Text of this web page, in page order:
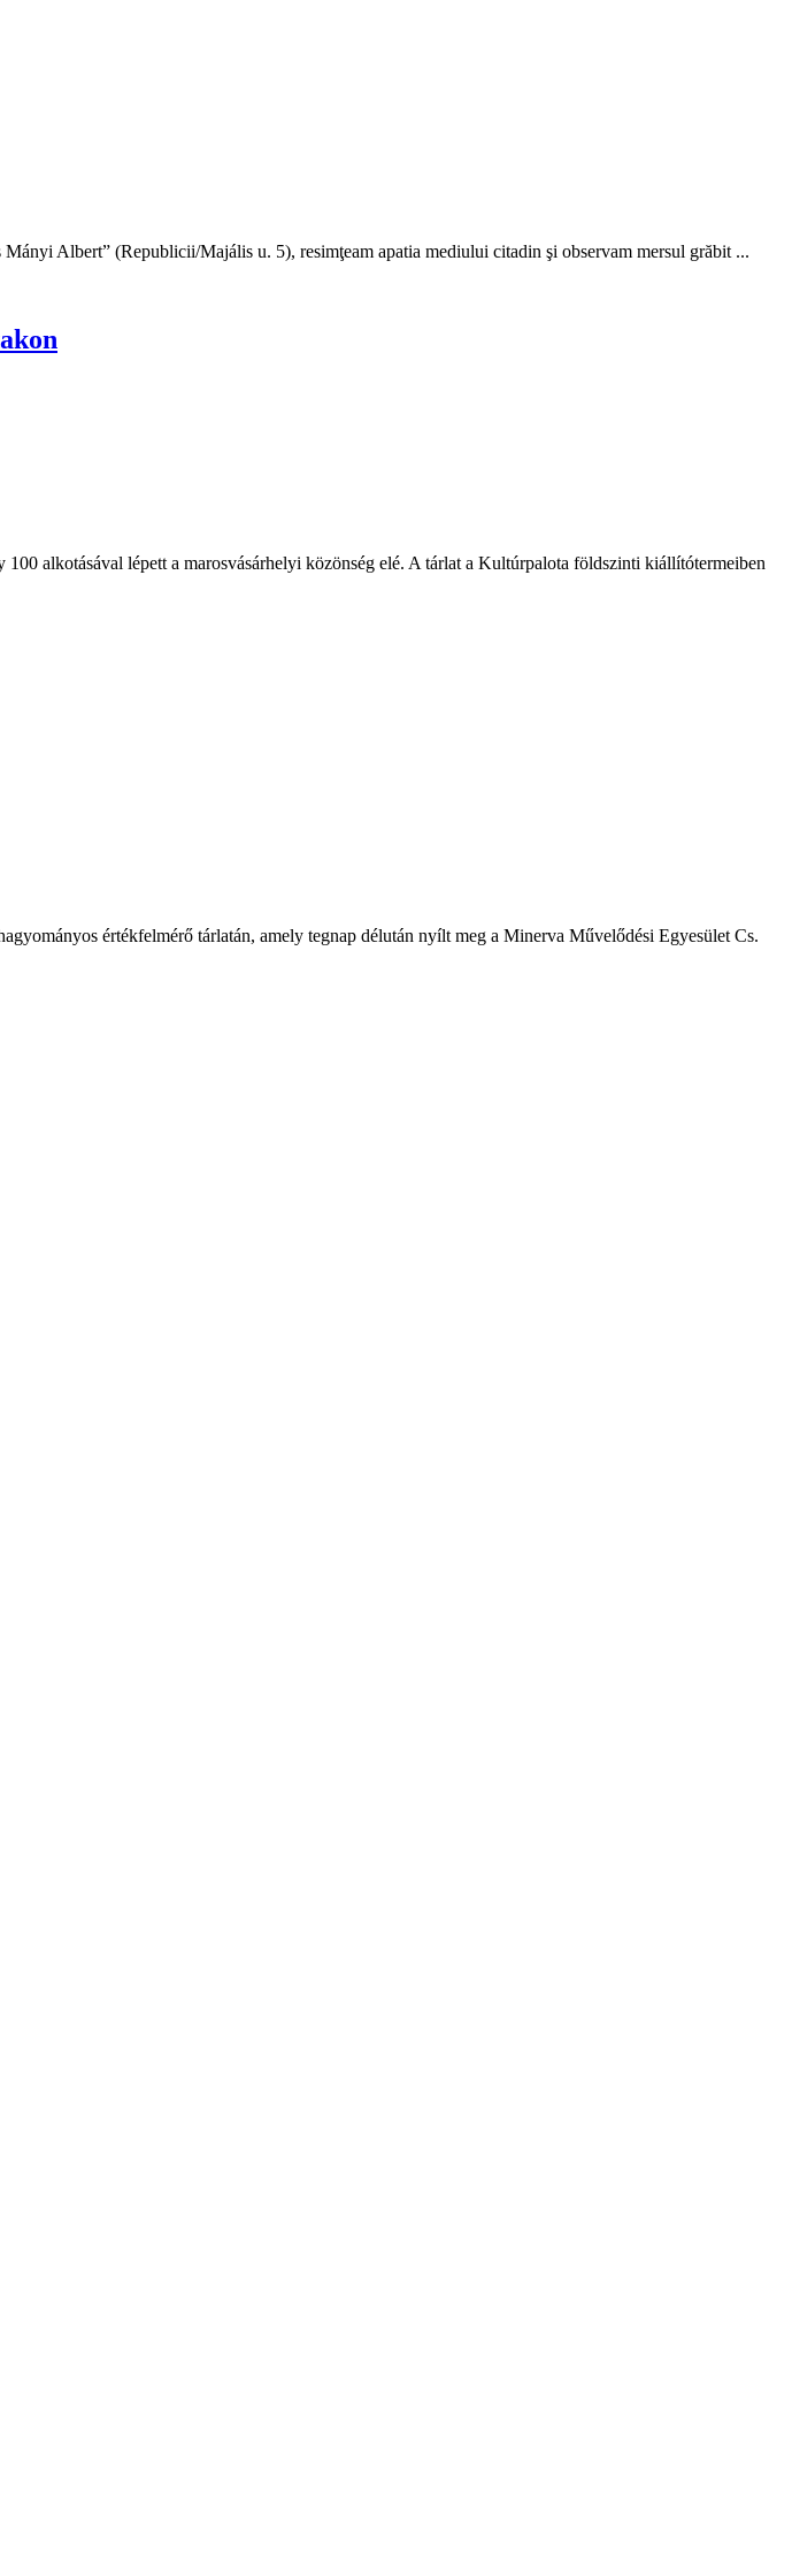
Albert” (Republicii/Majális u. 5), resimţeam apatia mediului citadin şi observam mersul grăbit ...
alkotásával lépett a marosvásárhelyi közönség elé. A tárlat a Kultúrpalota földszinti kiállítótermeiben
értékfelmérő tárlatán, amely tegnap délután nyílt meg a Minerva Művelődési Egyesület Cs.